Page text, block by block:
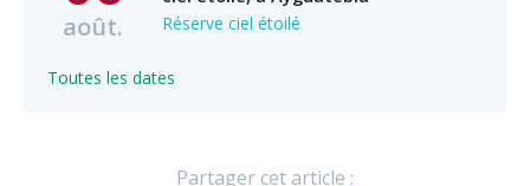
août. Réserve ciel étoilé
Toutes les dates
Partager cet article :